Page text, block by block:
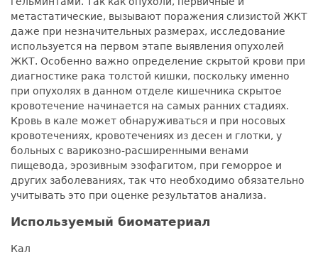
метастатические, вызывают поражения слизистой ЖКТ
даже при незначительных размерах, исследование
используется на первом этапе выявления опухолей
ЖКТ. Особенно важно определение скрытой крови при
диагностике рака толстой кишки, поскольку именно
при опухолях в данном отделе кишечника скрытое
кровотечение начинается на самых ранних стадиях.
Кровь в кале может обнаруживаться и при носовых
кровотечениях, кровотечениях из десен и глотки, у
больных с варикозно-расширенными венами
пищевода, эрозивным эзофагитом, при геморрое и
других заболеваниях, так что необходимо обязательно
учитывать это при оценке результатов анализа.
Используемый биоматериал
Кал